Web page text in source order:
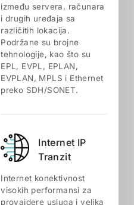
između servera, računara
i drugih uređaja sa
različitih lokacija.
Podržane su brojne
tehnologije, kao što su
EPL, EVPL, EPLAN,
EVPLAN, MPLS i Ethernet
preko SDH/SONET.
Internet IP
Tranzit
Internet konektivnost
visokih performansi za
provajdere usluga i velika